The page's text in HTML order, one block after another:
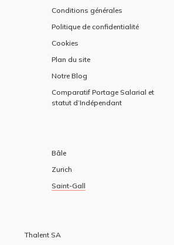
Conditions générales
Politique de confidentialité
Cookies
Plan du site
Notre Blog
Comparatif Portage Salarial et
statut d’Indépendant
Bâle
Zurich
Saint-Gall
Thalent SA